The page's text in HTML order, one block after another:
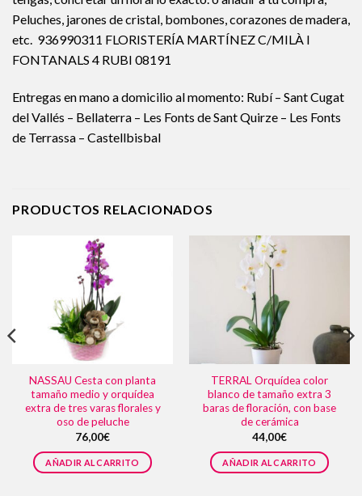
Peluches, jarones de cristal, bombones, corazones de madera,
etc. 936990311 FLORISTERÍA MARTÍNEZ C/MILÀ I
FONTANALS 4 RUBI 08191
Entregas en mano a domicilio al momento: Rubí – Sant Cugat
del Vallés – Bellaterra – Les Fonts de Sant Quirze – Les Fonts
de Terrassa – Castellbisbal
PRODUCTOS RELACIONADOS
NASSAU Cesta con planta
tamaño medio y orquídea
extra de tres varas florales y
oso de peluche
76,00€
AÑADIR AL CARRITO
TERRAL Orquídea color
blanco de tamaño extra 3
baras de floración, con base
de cerámica
44,00€
AÑADIR AL CARRITO